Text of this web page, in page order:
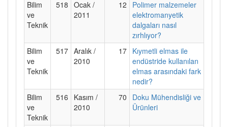
Bilim
ve
Teknik
518 Ocak /
2011
12
Polimer malzemeler
elektromanyetik
dalgaları nasıl
zırhlıyor?
Bilim
ve
Teknik
517 Aralık /
2010
17 Kıymetli elmas ile
endüstride kullanılan
elmas arasındaki fark
nedir?
Bilim
ve
Teknik
516
Kasım /
2010
70
Doku Mühendisliği ve
Ürünleri